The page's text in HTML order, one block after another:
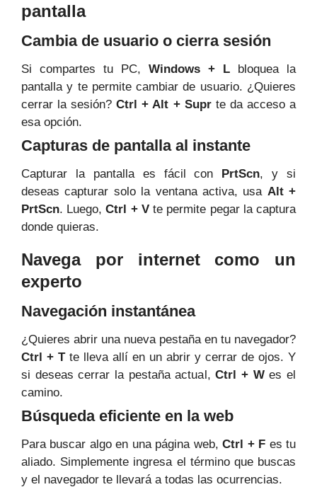
pantalla
Cambia de usuario o cierra sesión
Si compartes tu PC, Windows + L bloquea la
pantalla y te permite cambiar de usuario. ¿Quieres
cerrar la sesión?Ctrl + Alt + Suprte da acceso a
esa opción.
Capturas de pantalla al instante
Capturar la pantalla es fácil con PrtScn, y si
deseas capturar solo la ventana activa, usa Alt +
PrtScn. Luego,Ctrl + Vte permite pegar la captura
donde quieras.
Navega por internet como un
experto
Navegación instantánea
¿Quieres abrir una nueva pestaña en tu navegador?
Ctrl + Tte lleva allí en un abrir y cerrar de ojos. Y
si deseas cerrar la pestaña actual,Ctrl + Wes el
camino.
Búsqueda eficiente en la web
Para buscar algo en una página web,Ctrl + F es tu
aliado. Simplemente ingresa el término que buscas
y el navegador te llevará a todas las ocurrencias.